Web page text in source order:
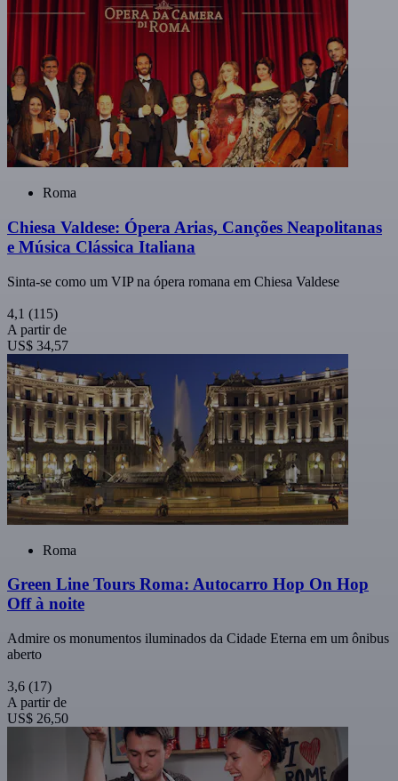
Roma
Chiesa Valdese: Ópera Arias, Canções Neapolitanas
e Música Clássica Italiana
Sinta-se como um VIP na ópera romana em Chiesa Valdese
4,1 (115)
A partir de
US$ 34,57
Roma
Green Line Tours Roma: Autocarro Hop On Hop
Off à noite
Admire os monumentos iluminados da Cidade Eterna em um ônibus
aberto
3,6 (17)
A partir de
US$ 26,50